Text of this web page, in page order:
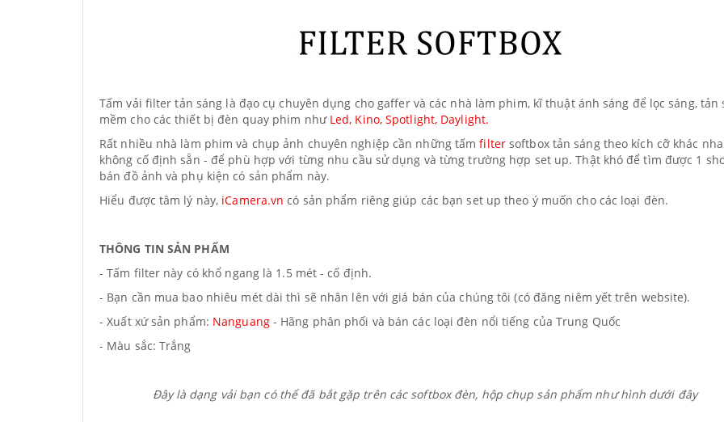
Tấm vải filter tản sáng là đạo cụ chuyên dụng cho gaffer và các nhà làm phim, kĩ thuật ánh sáng để lọc sáng, tản
mềm cho các thiết bị đèn quay phim như Led, Kino, Spotlight, Daylight.
Rất nhiều nhà làm phim và chụp ảnh chuyên nghiệp cần những tấmfiltersoftbox tản sáng theo kích cỡ khác
không cố định sẵn - để phù hợp với từng nhu cầu sử dụng và từng trường hợp set up. Thật khó để tìm được 1
bán đồ ảnh và phụ kiện có sản phẩm này.
Hiểu được tâm lý này, iCamera.vn có sản phẩm riêng giúp các bạn set up theo ý muốn cho các loại đèn.
THÔNG TIN SẢN PHẨM
- Tấm filter này có khổ ngang là 1.5 mét - cố định.
- Bạn cần mua bao nhiêu mét dài thì sẽ nhân lên với giá bán của chúng tôi (có đăng niêm yết trên website).
- Xuất xứ sản phẩm: Nanguang - Hãng phân phối và bán các loại đèn nổi tiếng của Trung Quốc
- Màu sắc: Trắng
Đây là dạng vải bạn có thể đã bắt gặp trên các softbox đèn, hộp chụp sản phẩm như hình dưới đây